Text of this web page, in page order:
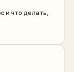
и что делать,